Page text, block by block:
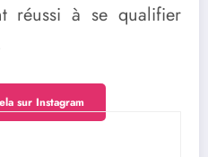
réussi à se qualifier
sur Instagram